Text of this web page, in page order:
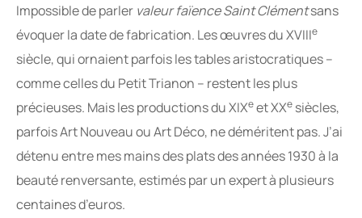
Impossible de parler valeur faïence Saint Clémentsans
évoquer la date de fabrication. Les œuvres du XVIIIe
siècle, qui ornaient parfois les tables aristocratiques –
comme celles du Petit Trianon – restent les plus
précieuses. Mais les productions du XIXeet XXe siècles,
parfois Art Nouveau ou Art Déco, ne déméritent pas. J’ai
détenu entre mes mains des plats des années 1930 à la
beauté renversante, estimés par un expert à plusieurs
centaines d’euros.